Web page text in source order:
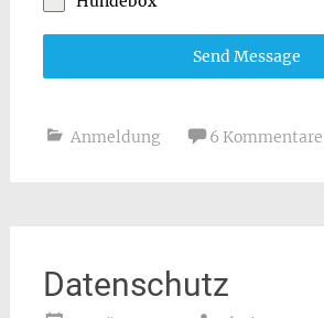
Send Message
Anmeldung 6 Kommentare
Datenschutz